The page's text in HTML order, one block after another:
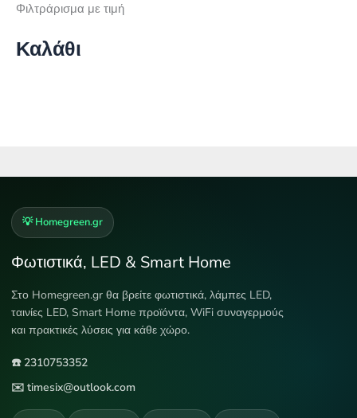
Φιλτράρισμα με τιμή
Καλάθι
💡 Homegreen.gr
Φωτιστικά, LED & Smart Home
Στο Homegreen.gr θα βρείτε φωτιστικά, λάμπες LED,
ταινίες LED, Smart Home προϊόντα, WiFi συναγερμούς
και πρακτικές λύσεις για κάθε χώρο.
☎️ 2310753352
✉️ timesix@outlook.com